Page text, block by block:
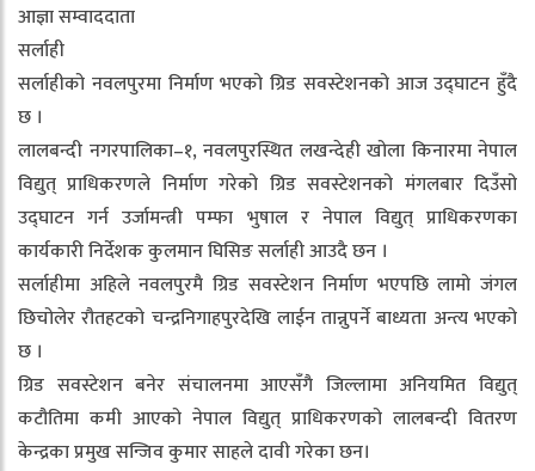
आज्ञा सम्वाददाता
सर्लाही
सर्लाहीको नवलपुरमा निर्माण भएको ग्रिड सवस्टेशनको आज उद्घाटन हुँदै
छ ।
लालबन्दी नगरपालिका–१, नवलपुरस्थित लखन्देही खोला किनारमा नेपाल
विद्युत् प्राधिकरणले निर्माण गरेको ग्रिड सवस्टेशनको मंगलबार दिउँसो
उद्घाटन गर्न उर्जामन्त्री पम्फा भुषाल र नेपाल विद्युत् प्राधिकरणका
कार्यकारी निर्देशक कुलमान घिसिङ सर्लाही आउदै छन ।
सर्लाहीमा अहिले नवलपुरमै ग्रिड सवस्टेशन निर्माण भएपछि लामो जंगल
छिचोलेर रौतहटको चन्द्रनिगाहपुरदेखि लाईन तान्नुपर्ने बाध्यता अन्त्य भएको
छ ।
ग्रिड सवस्टेशन बनेर संचालनमा आएसँगै जिल्लामा अनियमित विद्युत्
कटौतिमा कमी आएको नेपाल विद्युत् प्राधिकरणको लालबन्दी वितरण
केन्द्रका प्रमुख सन्जिव कुमार साहले दावी गरेका छन।